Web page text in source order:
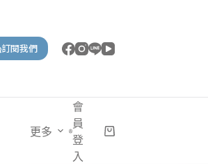
訂閱我們
更多
會
員
登
入
購